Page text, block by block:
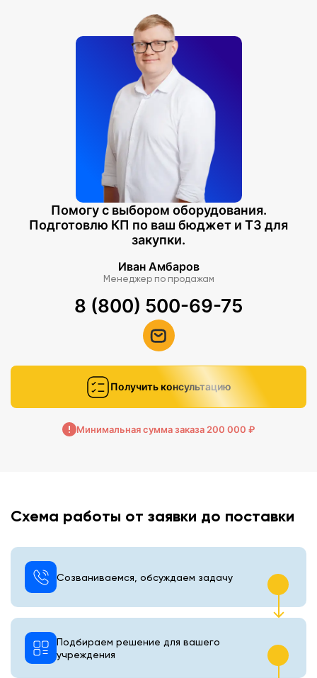
Помогу с выбором оборудования.
Подготовлю КП по ваш бюджет и ТЗ для
закупки.
Иван Амбаров
Менеджер по продажам
8 (800) 500-69-75
Получить консультацию
Минимальная сумма заказа 200 000 ₽
Схема работы от заявки до поставки
Созваниваемся, обсуждаем задачу
Подбираем решение для вашего
учреждения